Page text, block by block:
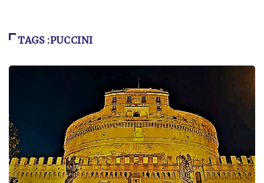
TAGS :PUCCINI